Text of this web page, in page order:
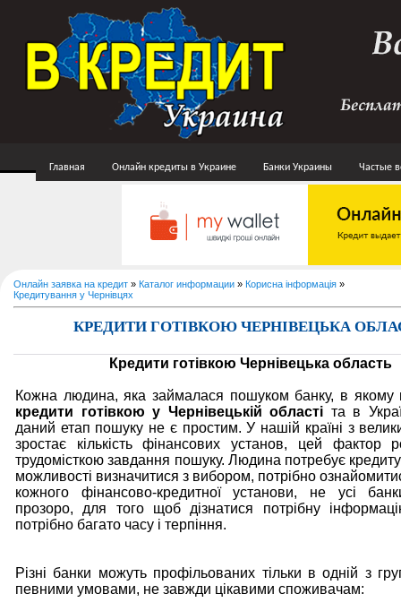
Главная Онлайн кредиты в Украине Банки Украины Частые
Онлайн заявка на кредит » Каталог информации » Корисна інформація »
Кредитування у Чернівцях
КРЕДИТИ ГОТІВКОЮ ЧЕРНІВЕЦЬКА
Кредити готівкою Чернівецька область
Кожна людина, яка займалася пошуком банку, в якому
кредити готівкою у Чернівецькій області та в
даний етап пошуку не є простим. У нашій країні з
зростає кількість фінансових установ, цей фактор
трудомісткою завдання пошуку. Людина потребує
можливості визначитися з вибором, потрібно
кожного фінансово-кредитної установи, не усі
прозоро, для того щоб дізнатися потрібну
потрібно багато часу і терпіння.
Різні банки можуть профільованих тільки в одній з
певними умовами, не завжди цікавими споживачам: